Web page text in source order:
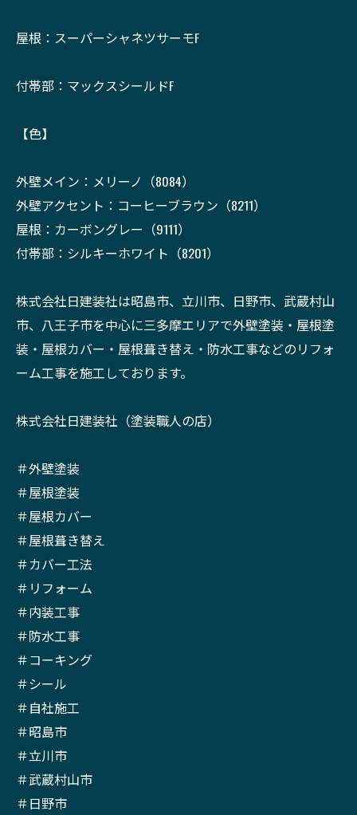
屋根：スーパーシャネツサーモF
付帯部：マックスシールドF
【色】
外壁メイン：メリーノ（8084）
外壁アクセント：コーヒーブラウン（8211）
屋根：カーボングレー（9111）
付帯部：シルキーホワイト（8201）
株式会社日建装社は昭島市、立川市、日野市、武蔵村山
市、八王子市を中心に三多摩エリアで外壁塗装・屋根塗
装・屋根カバー・屋根葺き替え・防水工事などのリフォ
ーム工事を施工しております。
株式会社日建装社（塗装職人の店）
＃外壁塗装
＃屋根塗装
＃屋根カバー
＃屋根葺き替え
＃カバー工法
＃リフォーム
＃内装工事
＃防水工事
＃コーキング
＃シール
＃自社施工
＃昭島市
＃立川市
＃武蔵村山市
＃日野市